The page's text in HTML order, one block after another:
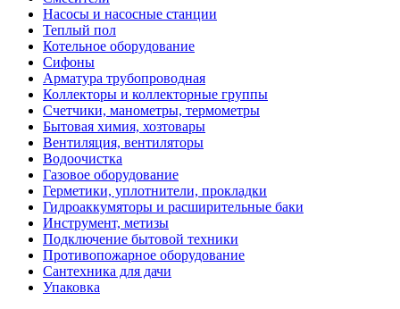
Насосы и насосные станции
Теплый пол
Котельное оборудование
Сифоны
Арматура трубопроводная
Коллекторы и коллекторные группы
Счетчики, манометры, термометры
Бытовая химия, хозтовары
Вентиляция, вентиляторы
Водоочистка
Газовое оборудование
Герметики, уплотнители, прокладки
Гидроаккумяторы и расширительные баки
Инструмент, метизы
Подключение бытовой техники
Противопожарное оборудование
Сантехника для дачи
Упаковка